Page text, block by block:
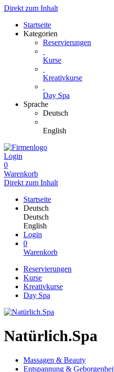
Direkt zum Inhalt
Startseite
Kategorien
Reservierungen
Kurse
Kreativkurse
Day Spa
Sprache
Deutsch
English
Login
0
Warenkorb
Direkt zum Inhalt
Startseite
Deutsch
Deutsch
English
Login
0
Warenkorb
Reservierungen
Kurse
Kreativkurse
Day Spa
Natürlich.Spa
Massagen & Beauty
Entspannung &